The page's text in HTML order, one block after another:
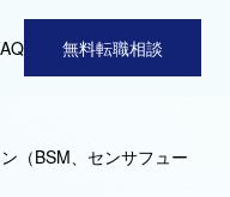
無料転職相談
（BSM、センサフュー